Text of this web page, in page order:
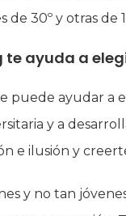
de 30º y otras de
te ayuda a
puede ayudar a
y a
e ilusión y
y no tan